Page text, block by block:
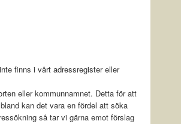
finns i vårt adressregister eller
eller kommunnamnet. Detta för att
kan det vara en fördel att söka
så tar vi gärna emot förslag